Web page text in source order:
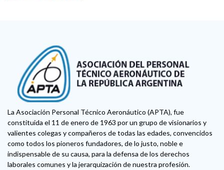
La Asociación Personal Técnico Aeronáutico (APTA), fue
constituida el 11 de enero de 1963 por un grupo de visionarios y
valientes colegas y compañeros de todas las edades, convencidos
como todos los pioneros fundadores, de lo justo, noble e
indispensable de su causa, para la defensa de los derechos
laborales comunes y la jerarquización de nuestra profesión.